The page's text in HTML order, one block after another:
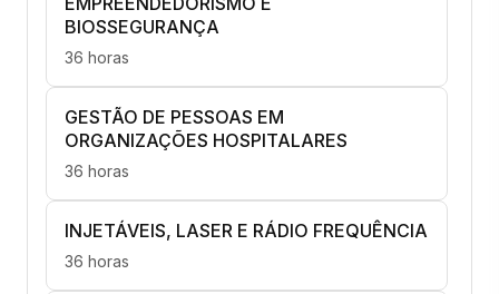
BIOSSEGURANÇA
36 horas
GESTÃO DE PESSOAS EM
ORGANIZAÇÕES HOSPITALARES
36 horas
INJETÁVEIS, LASER E RÁDIO FREQUÊNCIA
36 horas